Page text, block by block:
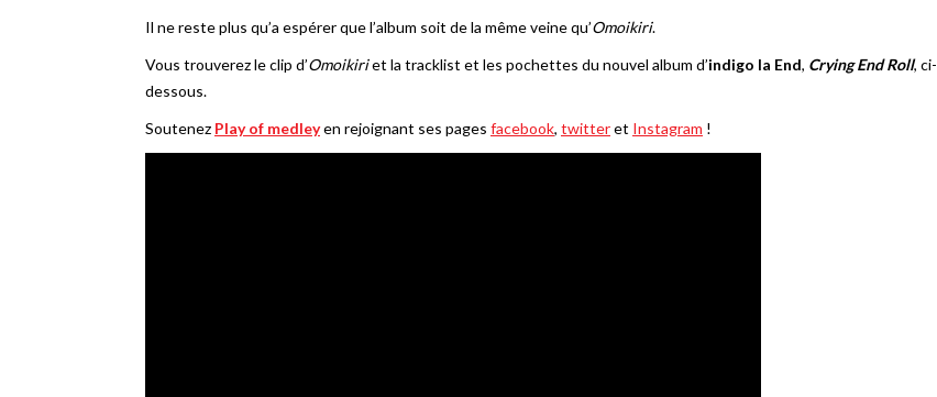
Il ne reste plus qu’a espérer que l’album soit de la même veine qu’Omoikiri.
Vous trouverez le clip d’Omoikiriet la tracklist et les pochettes du nouvel album d’indigo la End, Crying End Roll, ci-
dessous.
Soutenez Play of medleyen rejoignant ses pages facebook, twitteret Instagram !